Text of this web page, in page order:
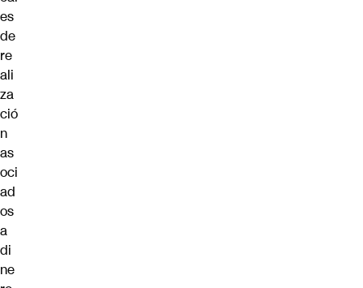
es
de
re
ali
za
ció
n
as
oci
ad
os
a
di
ne